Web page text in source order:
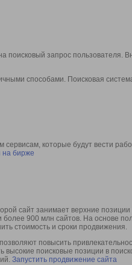
запрос пользователя.
способами. Поисковая
которые будут вести
на бирже
сайт занимает верхние
900 млн сайтов. На основе
стоимость и сроки продвижения.
повысить
поисковые позиции в
Запустить продвижение сайта